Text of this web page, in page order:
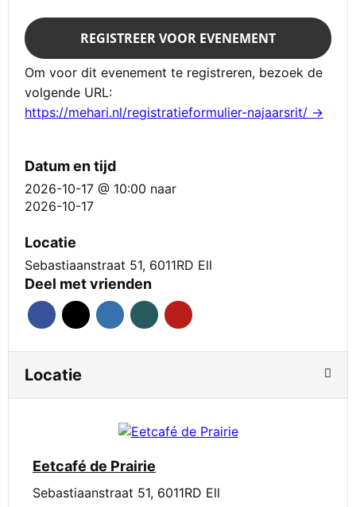
REGISTREER VOOR EVENEMENT
Om voor dit evenement te registreren, bezoek de
volgende URL:
https://mehari.nl/registratieformulier-najaarsrit/ →
Datum en tijd
2026-10-17 @ 10:00 naar
2026-10-17
Locatie
Sebastiaanstraat 51, 6011RD Ell
Deel met vrienden
Locatie
Eetcafé de Prairie
Sebastiaanstraat 51, 6011RD Ell